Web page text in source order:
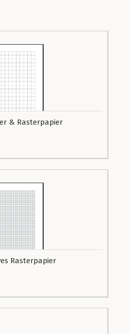
& Rasterpapier
Rasterpapier